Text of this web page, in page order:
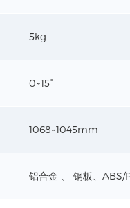
5kg
0~15°
1068~1045mm
铝合金 、 钢板、ABS/